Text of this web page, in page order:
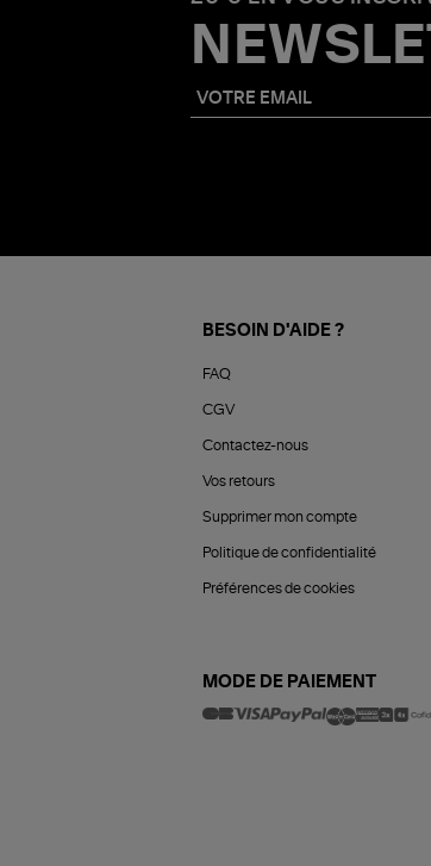
BESOIN D'AIDE ?
FAQ
CGV
Contactez-nous
Vos retours
Supprimer mon compte
Politique de confidentialité
Préférences de cookies
MODE DE PAIEMENT